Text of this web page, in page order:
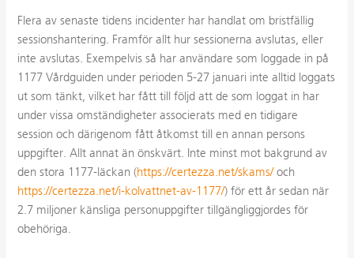
Flera av senaste tidens incidenter har handlat om bristfällig
sessionshantering. Framför allt hur sessionerna avslutas, eller
inte avslutas. Exempelvis så har användare som loggade in på
1177 Vårdguiden under perioden 5-27 januari inte alltid loggats
ut som tänkt, vilket har fått till följd att de som loggat in har
under vissa omständigheter associerats med en tidigare
session och därigenom fått åtkomst till en annan persons
uppgifter. Allt annat än önskvärt. Inte minst mot bakgrund av
den stora 1177-läckan (https://certezza.net/skams/och
https://certezza.net/i-kolvattnet-av-1177/) för ett år sedan när
2.7 miljoner känsliga personuppgifter tillgängliggjordes för
obehöriga.